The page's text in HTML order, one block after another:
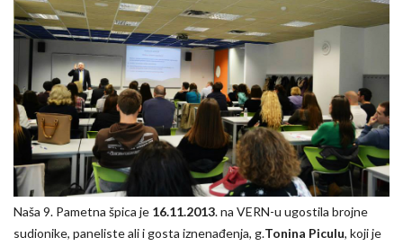
Naša 9. Pametna špica je 16.11.2013. na VERN-u ugostila brojne
sudionike, paneliste ali i gosta iznenađenja, g.Tonina Piculu, koji je